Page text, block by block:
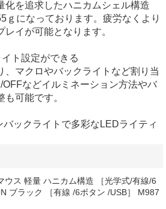
化を追求したハニカムシェル構造
ｇになっております。疲労なくより
イが可能となります。
ト設定ができる
、マクロやバックライトなど割り当
などイルミネーション方法やバ
可能です。
ックライトで多彩なLEDライティ
ウス 軽量 ハニカム構造 ［光学式/有線/6
ブラック ［有線 /6ボタン /USB］ M987